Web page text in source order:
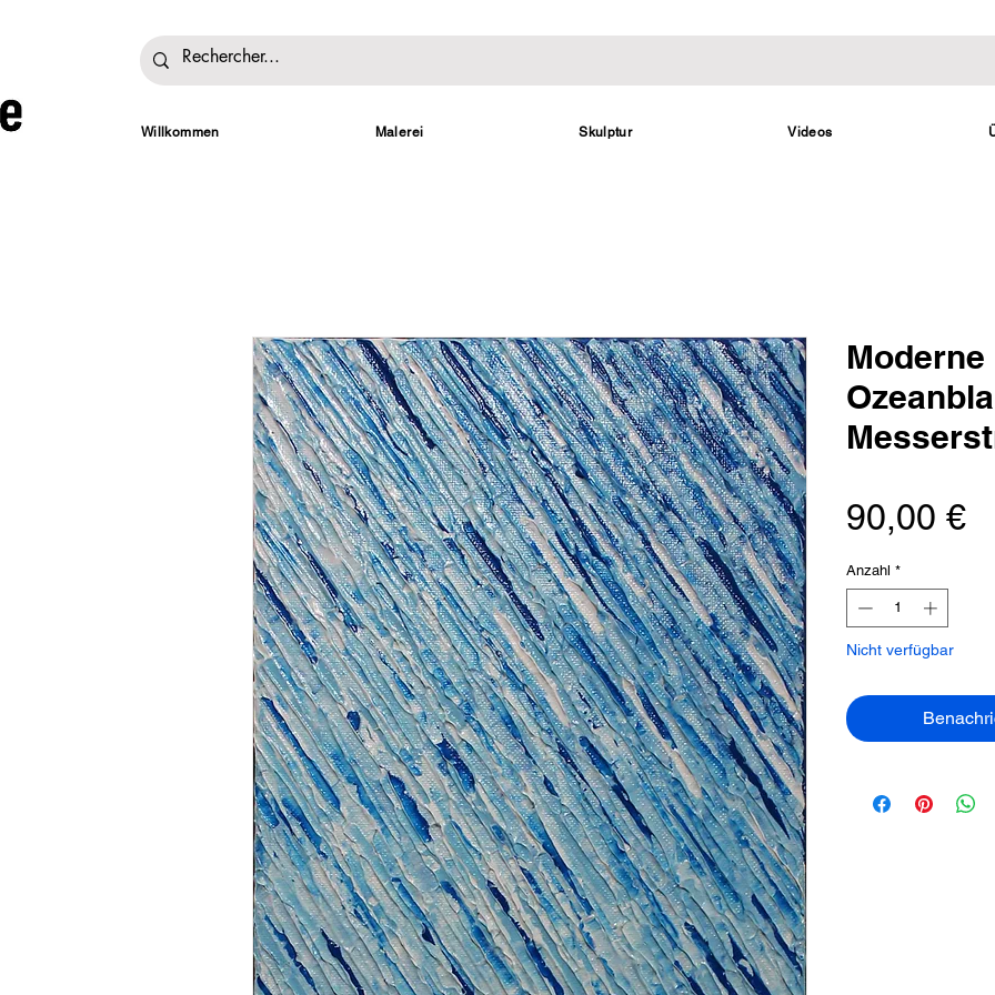
Willkommen Malerei Skulptur Videos
Moderne
90,00 €
Anzahl *
Nicht verfügbar